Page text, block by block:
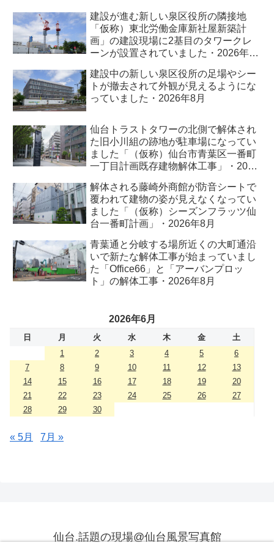
建設が進む新しい泉区役所の隣接地
「仮称）東北労働金庫新社屋新築計
画」の建設現場に2基目のタワークレ
ーンが設置されていました・2026年8
建設中の新しい泉区役所の足場やシー
トが撤去されて外観が見えるようにな
っていました・2026年8月
仙台トラストタワーの北側で解体され
た旧小川組の跡地が駐車場になってい
ました「（仮称）仙台市青葉区一番町
一丁目計画既存建物解体工事」・2026
解体される藤崎外商館が防音シートで
覆われて建物の姿が見えなくなってい
ました「（仮称）シーズンフラッツ仙
台一番町計画」・2026年8月
青葉通と分岐する場所近くの大町通沿
いで新たな解体工事が始まっていまし
た「Office66」と「アーバンプロッ
ト」の解体工事・2026年8月
2026年6月
日 月 火 水 木 金
土
1
2 3 4 5
6
7
8 9 10 11 12
13
14
15 16 17 18 19
20
21
22 23 24 25 26
27
28
29 30
« 5月 7月 »
仙台.話題の現場@仙台風景写真館